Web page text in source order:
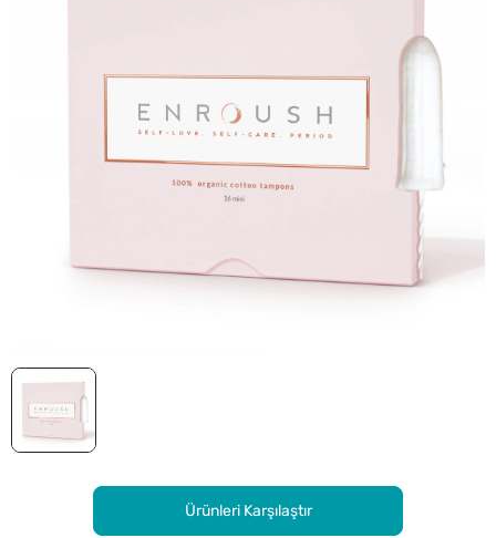
Ürünleri Karşılaştır